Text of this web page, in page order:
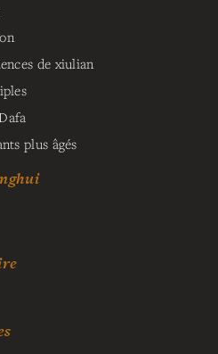
de xiulian
plus âgés